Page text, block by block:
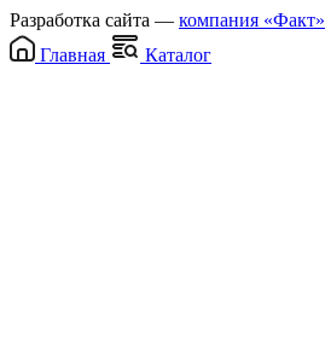
Разработка сайта — компания «Факт»
Главная
Каталог